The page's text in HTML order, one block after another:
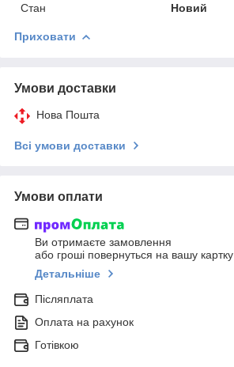
Стан Новий
Приховати
Умови доставки
Нова Пошта
Всі умови доставки
Умови оплати
Ви отримаєте замовлення
або гроші повернуться на вашу картку
Детальніше
Післяплата
Оплата на рахунок
Готівкою